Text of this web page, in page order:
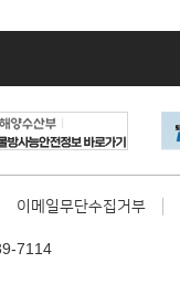
이메일무단수집거부
7114